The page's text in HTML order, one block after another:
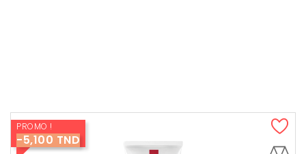
PROMO !
-5,100 TND